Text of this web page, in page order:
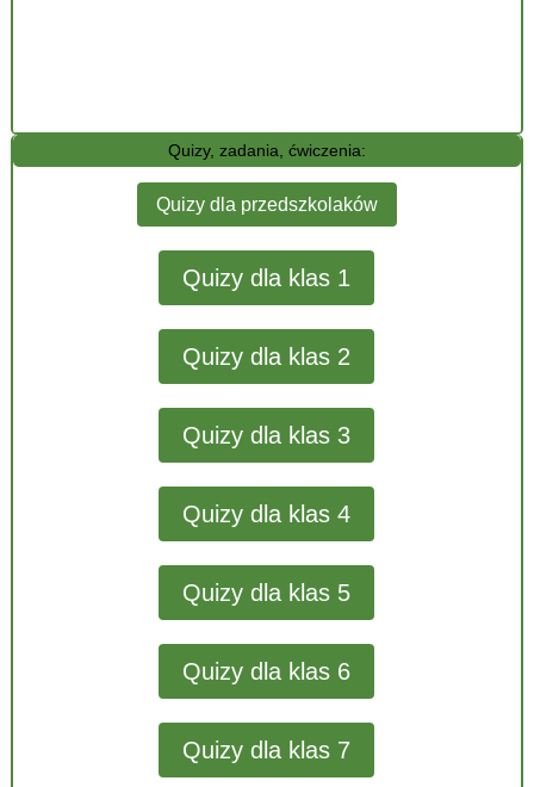
Quizy, zadania, ćwiczenia:
Quizy dla przedszkolaków
Quizy dla klas 1
Quizy dla klas 2
Quizy dla klas 3
Quizy dla klas 4
Quizy dla klas 5
Quizy dla klas 6
Quizy dla klas 7